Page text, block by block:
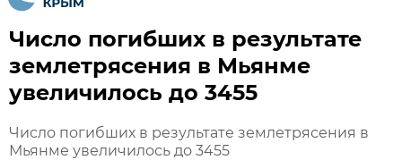
Число погибших в результате
землетрясения в Мьянме
увеличилось до 3455
Число погибших в результате землетрясения в
Мьянме увеличилось до 3455